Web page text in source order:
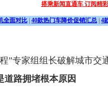
搭乘新闻直通车 订阅精
全面对比 40款热门车降价促销汇总 4
”专家组组长破解城市交
道路拥堵根本原因